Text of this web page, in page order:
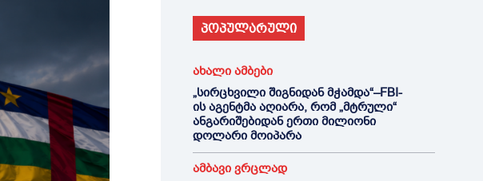
პოპულარული
ახალი ამბები
„სირცხვილი შიგნიდან მჭამდა“–FBI-
ის აგენტმა აღიარა, რომ „მტრული“
ანგარიშებიდან ერთი მილიონი
დოლარი მოიპარა
ამბავი ვრცლად